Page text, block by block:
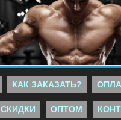
КАК ЗАКАЗАТЬ?
СКИДКИ ОПТОМ